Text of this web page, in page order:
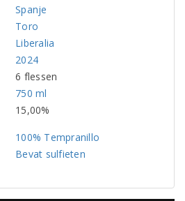
Spanje
Toro
Liberalia
2024
6 flessen
750 ml
15,00%
100% Tempranillo
Bevat sulfieten